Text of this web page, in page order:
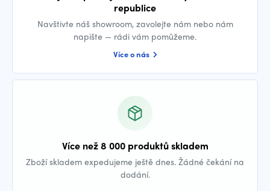
republice
Navštivte náš showroom, zavolejte nám nebo nám
napište — rádi vám pomůžeme.
Více o nás
Více než 8 000 produktů skladem
Zboží skladem expedujeme ještě dnes. Žádné čekání na
dodání.